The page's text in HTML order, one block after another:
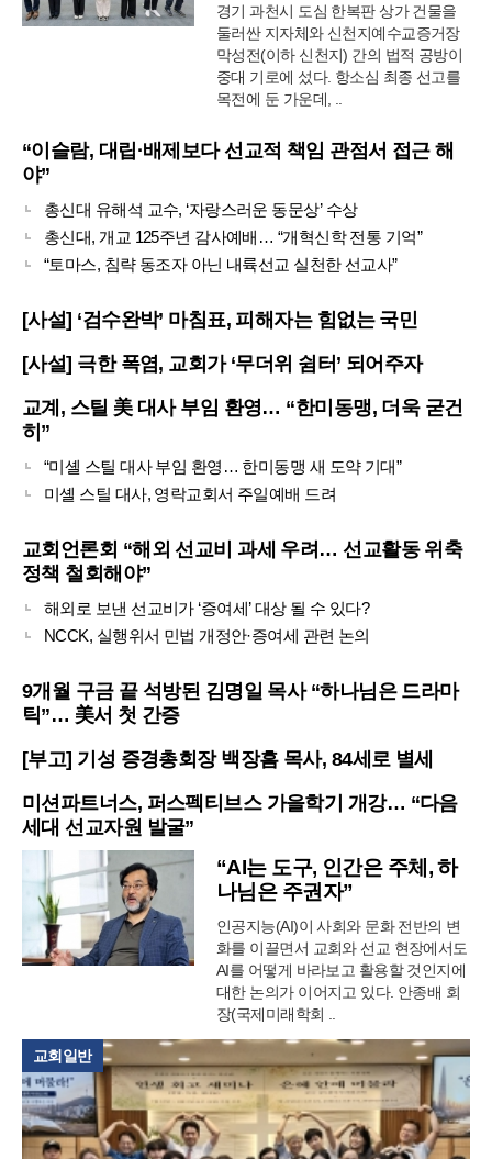
경기 과천시 도심 한복판 상가 건물을
둘러싼 지자체와 신천지예수교증거장
막성전(이하 신천지) 간의 법적 공방이
중대 기로에 섰다. 항소심 최종 선고를
목전에 둔 가운데, ..
“이슬람, 대립·배제보다 선교적 책임 관점서 접근 해
야”
총신대 유해석 교수, ‘자랑스러운 동문상’ 수상
총신대, 개교 125주년 감사예배… “개혁신학 전통 기억”
“토마스, 침략 동조자 아닌 내륙선교 실천한 선교사”
[사설] ‘검수완박’ 마침표, 피해자는 힘없는 국민
[사설] 극한 폭염, 교회가 ‘무더위 쉼터’ 되어주자
교계, 스틸 美 대사 부임 환영… “한미동맹, 더욱 굳건
히”
“미셸 스틸 대사 부임 환영… 한미동맹 새 도약 기대”
미셸 스틸 대사, 영락교회서 주일예배 드려
교회언론회 “해외 선교비 과세 우려… 선교활동 위축
정책 철회해야”
해외로 보낸 선교비가 ‘증여세’ 대상 될 수 있다?
NCCK, 실행위서 민법 개정안·증여세 관련 논의
9개월 구금 끝 석방된 김명일 목사 “하나님은 드라마
틱”… 美서 첫 간증
[부고] 기성 증경총회장 백장흠 목사, 84세로 별세
미션파트너스, 퍼스펙티브스 가을학기 개강… “다음
세대 선교자원 발굴”
“AI는 도구, 인간은 주체, 하
나님은 주권자”
인공지능(AI)이 사회와 문화 전반의 변
화를 이끌면서 교회와 선교 현장에서도
AI를 어떻게 바라보고 활용할 것인지에
대한 논의가 이어지고 있다. 안종배 회
장(국제미래학회 ..
교회일반